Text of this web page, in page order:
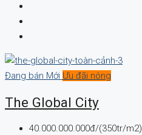
Đang bán Mới Ưu đãi nóng
The Global City
40.000.000.000đ/(350tr/m2)